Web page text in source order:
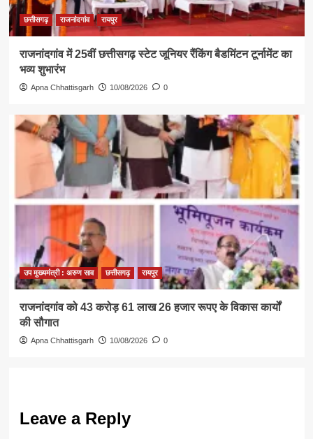
छत्तीसगढ़ राजनांदगांव रायपुर
राजनांदगांव में 25वीं छत्तीसगढ़ स्टेट जूनियर रैंकिंग बैडमिंटन टूर्नामेंट का
भव्य शुभारंभ
Apna Chhattisgarh 10/08/2026 0
उप मुख्यमंत्री : अरुण साव छत्तीसगढ़ रायपुर
राजनांदगांव को 43 करोड़ 61 लाख 26 हजार रूपए के विकास कार्यों
की सौगात
Apna Chhattisgarh 10/08/2026 0
Leave a Reply